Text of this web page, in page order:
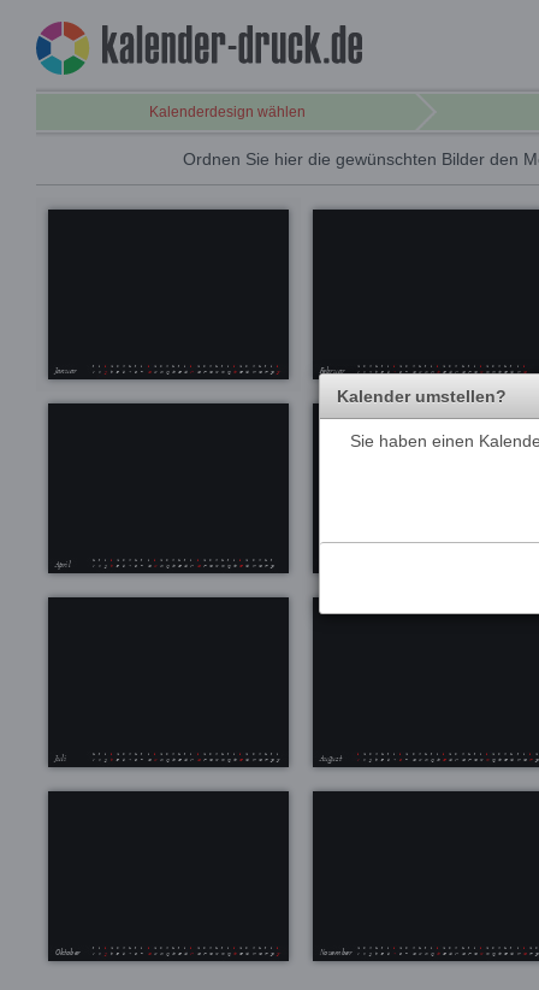
Kalenderdesign wählen
Ordnen Sie hier die gewünschten Bilder den
Kalender umstellen?
Sie haben einen